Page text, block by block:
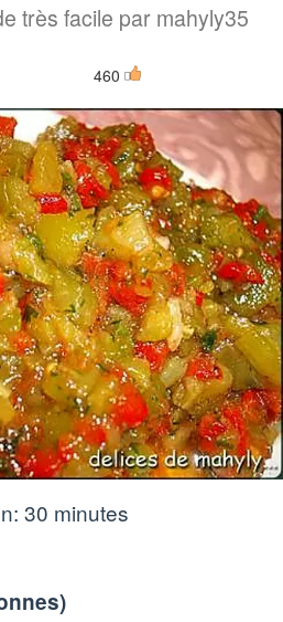
très facile par mahyly35
460
30 minutes
)